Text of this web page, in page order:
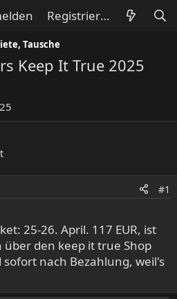
Registrieren
Tausche
Keep It True 2025
#1
25-26. April. 117 EUR, ist
über den keep it true Shop
nach Bezahlung, weil's